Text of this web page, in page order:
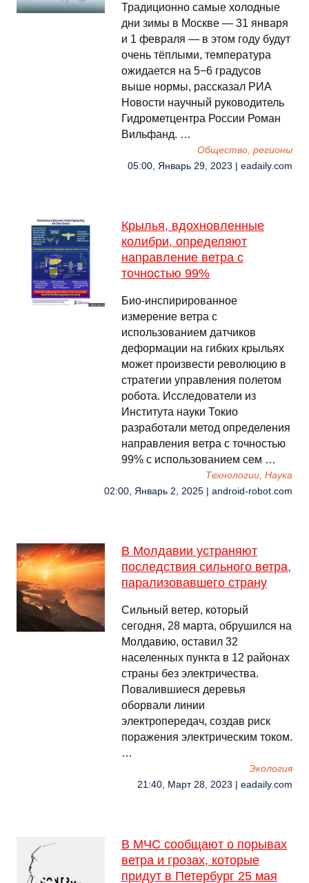
Традиционно самые холодные
дни зимы в Москве — 31 января
и 1 февраля — в этом году будут
очень тёплыми, температура
ожидается на 5−6 градусов
выше нормы, рассказал РИА
Новости научный руководитель
Гидрометцентра России Роман
Вильфанд. …
Общество, регионы
05:00, Январь 29, 2023 | eadaily.com
Крылья, вдохновленные
колибри, определяют
направление ветра с
точностью 99%
Био-инспирированное
измерение ветра с
использованием датчиков
деформации на гибких крыльях
может произвести революцию в
стратегии управления полетом
робота. Исследователи из
Института науки Токио
разработали метод определения
направления ветра с точностью
99% с использованием сем …
Технологии, Наука
02:00, Январь 2, 2025 | android-robot.com
В Молдавии устраняют
последствия сильного ветра,
парализовавшего страну
Сильный ветер, который
сегодня, 28 марта, обрушился на
Молдавию, оставил 32
населенных пункта в 12 районах
страны без электричества.
Повалившиеся деревья
оборвали линии
электропередач, создав риск
поражения электрическим током.
…
Экология
21:40, Март 28, 2023 | eadaily.com
В МЧС сообщают о порывах
ветра и грозах, которые
придут в Петербург 25 мая